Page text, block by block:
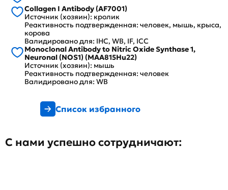
Collagen I Antibody (AF7001)
Источник (хозяин): кролик
Реактивность подтвержденная: человек, мышь, крыса,
корова
Валидировано для: IHC, WB, IF, ICC
Monoclonal Antibody to Nitric Oxide Synthase 1,
Neuronal (NOS1) (MAA815Hu22)
Источник (хозяин): мышь
Реактивность подтвержденная: человек
Валидировано для: WB
Список избранного
С нами успешно сотрудничают: